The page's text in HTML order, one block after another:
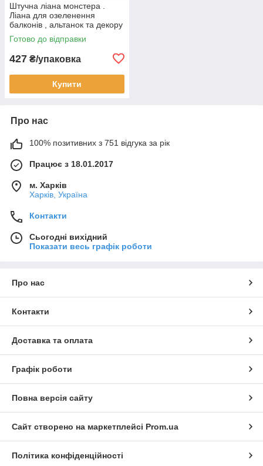
Штучна ліана монстера .
Ліана для озеленення
балконів , альтанок та декору
( упаковка 5 штук )
Готово до відправки
427 ₴/упаковка
Купити
Про нас
100% позитивних з 751 відгука за рік
Працює з 18.01.2017
м. Харків
Харків, Україна
Контакти
Сьогодні вихідний
Показати весь графік роботи
Про нас
Контакти
Доставка та оплата
Графік роботи
Повна версія сайту
Сайт створено на маркетплейсі Prom.ua
Політика конфіденційності